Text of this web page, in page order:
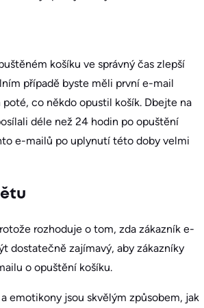
košíku ve správný čas zlepší
případě byste měli první e-mail
co někdo opustil košík. Dbejte na
déle než 24 hodin po opuštění
e-mailů po uplynutí této doby velmi
rozhoduje o tom, zda zákazník e-
dostatečně zajímavý, aby zákazníky
o opuštění košíku.
emotikony jsou skvělým způsobem, jak